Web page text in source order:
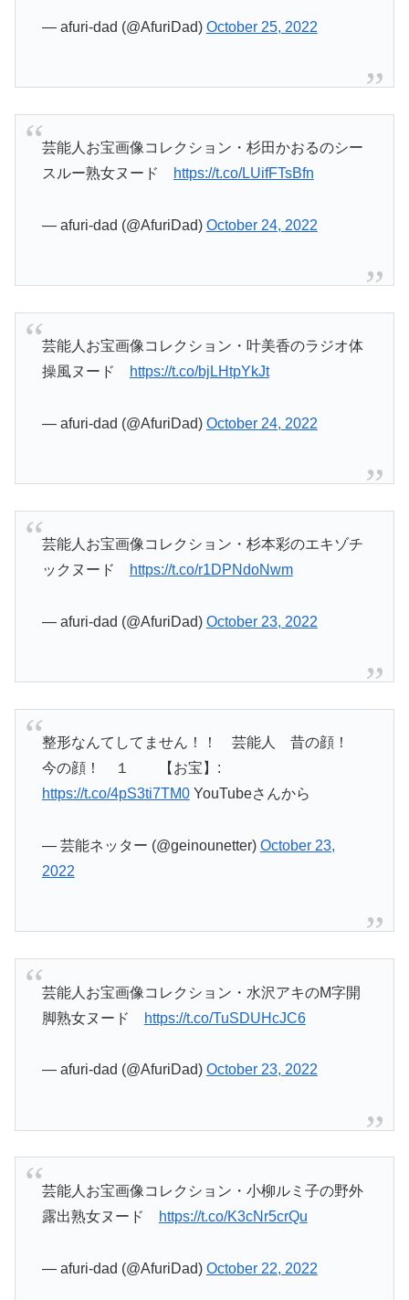
— afuri-dad (@AfuriDad) October 25, 2022
芸能人お宝画像コレクション・杉田かおるのシー
スルー熟女ヌード
https://t.co/LUifFTsBfn
— afuri-dad (@AfuriDad) October 24, 2022
芸能人お宝画像コレクション・叶美香のラジオ体
操風ヌード
https://t.co/bjLHtpYkJt
— afuri-dad (@AfuriDad) October 24, 2022
芸能人お宝画像コレクション・杉本彩のエキゾチ
ックヌード
https://t.co/r1DPNdoNwm
— afuri-dad (@AfuriDad) October 23, 2022
整形なんてしてません！！ 芸能人 昔の顔！
今の顔！ １ 【お宝】:
https://t.co/4pS3ti7TM0YouTubeさんから
— 芸能ネッター (@geinounetter) October 23,
2022
芸能人お宝画像コレクション・水沢アキのM字開
脚熟女ヌード
https://t.co/TuSDUHcJC6
— afuri-dad (@AfuriDad) October 23, 2022
芸能人お宝画像コレクション・小柳ルミ子の野外
露出熟女ヌード
https://t.co/K3cNr5crQu
— afuri-dad (@AfuriDad) October 22, 2022